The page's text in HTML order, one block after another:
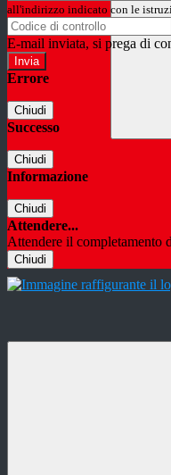
all'indirizzo indicato con le
E-mail inviata, si prega di
Errore
Chiudi
Successo
Chiudi
Informazione
Chiudi
Attendere...
Attendere il completamento
Chiudi